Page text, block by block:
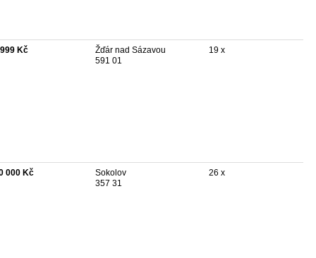
Kč
Žďár nad Sázavou
591 01
19 x
000 Kč
Sokolov
357 31
26 x